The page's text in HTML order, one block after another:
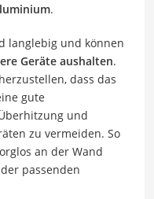
.
langlebig und können
Geräte aushalten.
dass das
gute
und
zu vermeiden. So
an der Wand
passenden